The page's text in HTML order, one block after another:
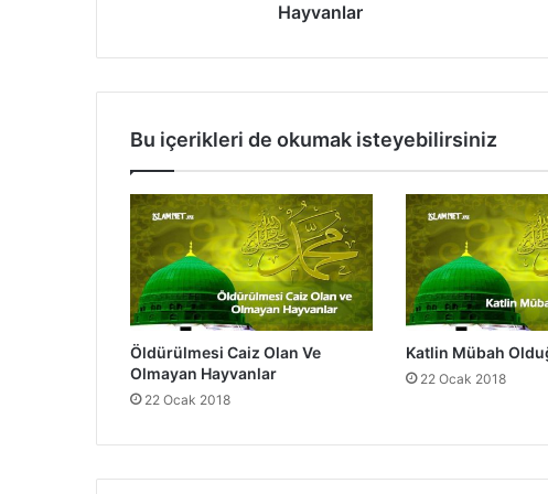
a
l
a
n
V
e
O
l
m
a
y
a
n
a
Hayvanlar
l
r
l
r
Bu içerikleri de okumak isteyebilirsiniz
Öldürülmesi Caiz Olan Ve
Olmayan Hayvanlar
22 Ocak 2018
Katlin Mübah
22 Ocak 2018